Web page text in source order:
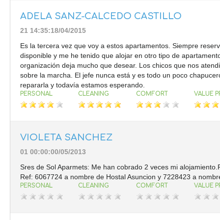
ADELA SANZ-CALCEDO CASTILLO
21 14:35:18/04/2015
Es la tercera vez que voy a estos apartamentos. Siempre
disponible y me he tenido que alojar en otro tipo de
organización deja mucho que desear. Los chicos que nos
sobre la marcha. El jefe nunca está y es todo un poco
repararla y todavía estamos esperando.
PERSONAL CLEANING COMFORT VALUE
VIOLETA SANCHEZ
01 00:00:00/05/2013
Sres de Sol Aparmets: Me han cobrado 2 veces mi
Ref: 6067724 a nombre de Hostal Asuncion y 7228423 a
PERSONAL CLEANING COMFORT VALUE